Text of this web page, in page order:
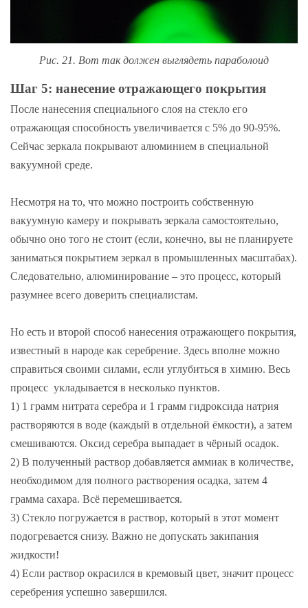
Рис. 21. Вот так должен выглядеть параболоид
Шаг 5: нанесение отражающего покрытия
После нанесения специального слоя на стекло его
отражающая способность увеличивается с 5% до 90-95%.
Сейчас зеркала покрывают алюминием в специальной
вакуумной среде.
Несмотря на то, что можно построить собственную
вакуумную камеру и покрывать зеркала самостоятельно,
обычно оно того не стоит (если, конечно, вы не планируете
заниматься покрытием зеркал в промышленных масштабах).
Следовательно, алюминирование – это процесс, который
разумнее всего доверить специалистам.
Но есть и второй способ нанесения отражающего покрытия,
известный в народе как серебрение. Здесь вполне можно
справиться своими силами, если углубиться в химию. Весь
процесс укладывается в несколько пунктов.
1) 1 грамм нитрата серебра и 1 грамм гидроксида натрия
растворяются в воде (каждый в отдельной ёмкости), а затем
смешиваются. Оксид серебра выпадает в чёрный осадок.
2) В полученный раствор добавляется аммиак в количестве,
необходимом для полного растворения осадка, затем 4
грамма сахара. Всё перемешивается.
3) Стекло погружается в раствор, который в этот момент
подогревается снизу. Важно не допускать закипания
жидкости!
4) Если раствор окрасился в кремовый цвет, значит процесс
серебрения успешно завершился.